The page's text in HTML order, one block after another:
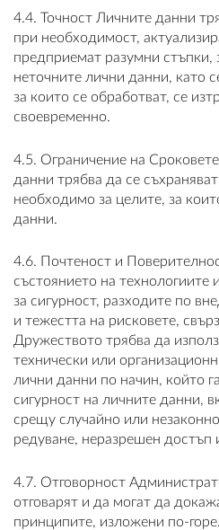
4.4. Точност Личните данни
при необходимост,
предприемат разумни стъпки,
неточните лични данни, като
за които се обработват, се
своевременно.
4.5. Ограничение на
данни трябва да се
необходимо за целите, за
данни.
4.6. Почтеност и
състоянието на технологиите
за сигурност, разходите по
и тежестта на рисковете,
Дружеството трябва да
технически или
лични данни по начин, който
сигурност на личните данни,
срещу случайно или
редуване, неразрешен достъп
4.7. Отговорност
отговарят и да могат да
принципите, изложени по-горе.